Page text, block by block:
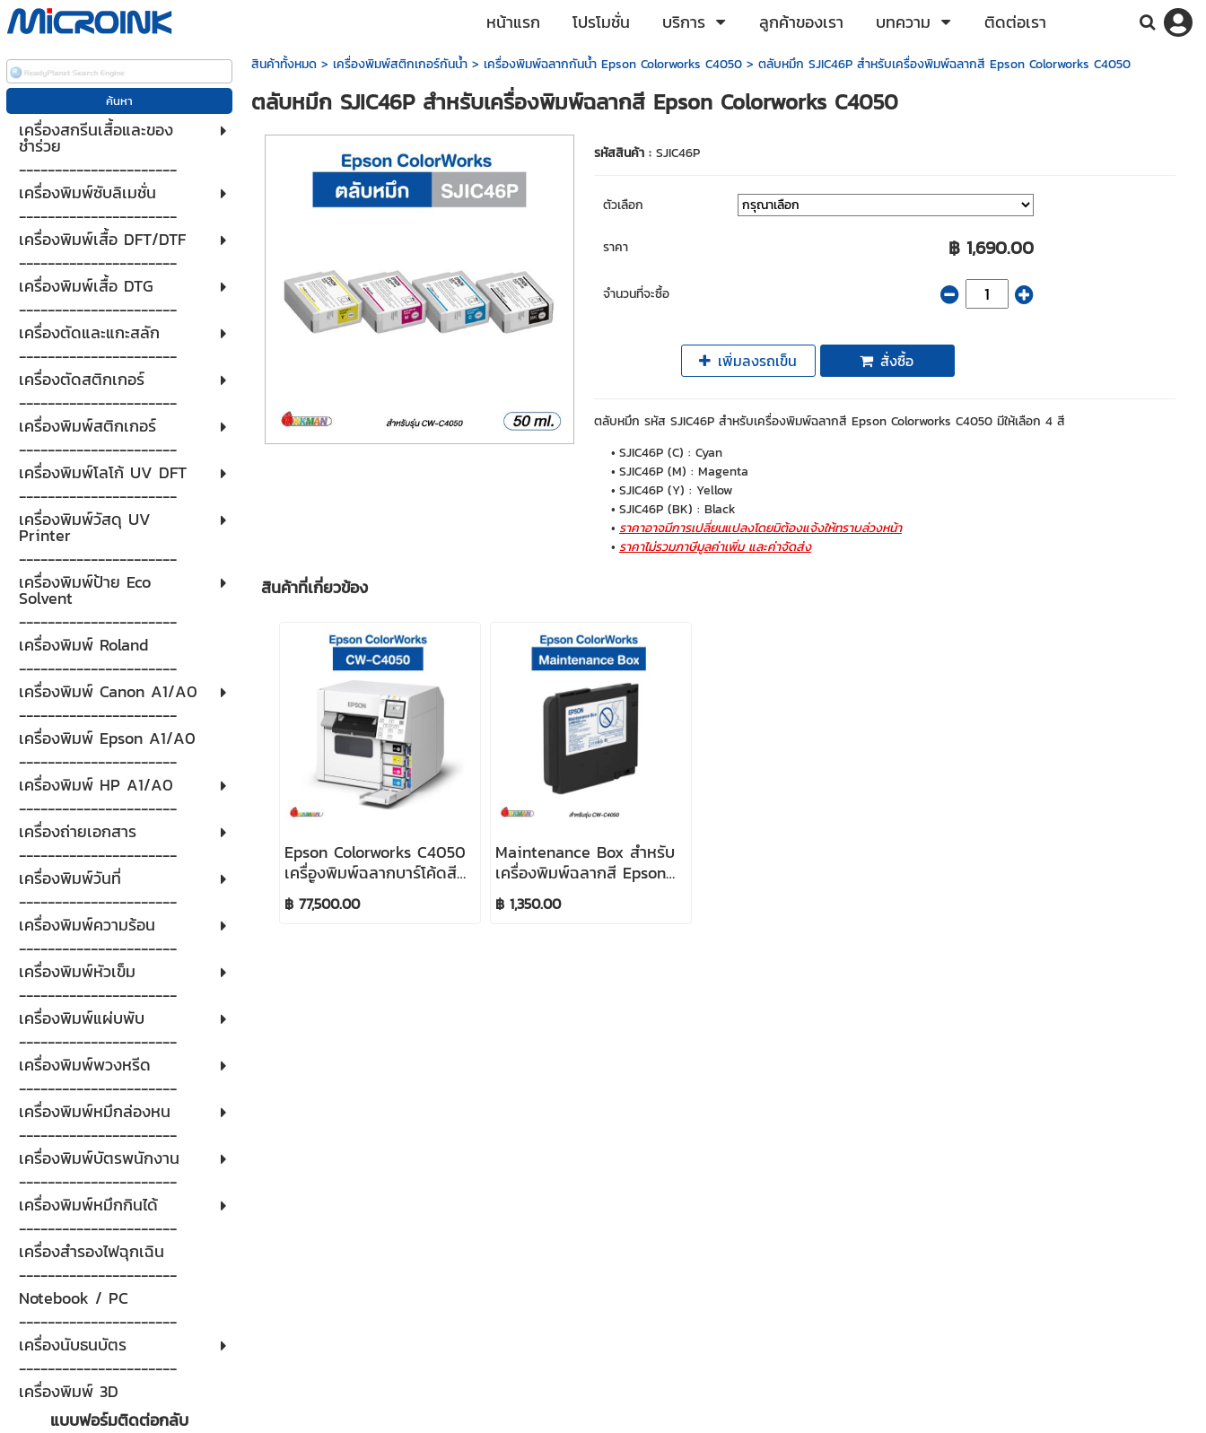
หน้าแรก โปรโมชั่น บริการ ลูกค้าของเรา บทความ ติดต่อเรา
เครื่องสกรีนเสื้อและของ
ชำร่วย
----------------------
เครื่องพิมพ์ซับลิเมชั่น
----------------------
เครื่องพิมพ์เสื้อ DFT/DTF
----------------------
เครื่องพิมพ์เสื้อ DTG
----------------------
เครื่องตัดและแกะสลัก
----------------------
เครื่องตัดสติกเกอร์
----------------------
เครื่องพิมพ์สติกเกอร์
----------------------
เครื่องพิมพ์โลโก้ UV DFT
----------------------
เครื่องพิมพ์วัสดุ UV
Printer
----------------------
เครื่องพิมพ์ป้าย Eco
Solvent
----------------------
เครื่องพิมพ์ Roland
----------------------
เครื่องพิมพ์ Canon A1/A0
----------------------
เครื่องพิมพ์ Epson A1/A0
----------------------
เครื่องพิมพ์ HP A1/A0
----------------------
เครื่องถ่ายเอกสาร
----------------------
เครื่องพิมพ์วันที่
----------------------
เครื่องพิมพ์ความร้อน
----------------------
เครื่องพิมพ์หัวเข็ม
----------------------
เครื่องพิมพ์แผ่บพับ
----------------------
เครื่องพิมพ์พวงหรีด
----------------------
เครื่องพิมพ์หมึกล่องหน
----------------------
เครื่องพิมพ์บัตรพนักงาน
----------------------
เครื่องพิมพ์หมึกกินได้
----------------------
เครื่องสำรองไฟฉุกเฉิน
----------------------
Notebook / PC
----------------------
เครื่องนับธนบัตร
----------------------
เครื่องพิมพ์ 3D
แบบฟอร์มติดต่อกลับ
สินค้าทั้งหมด> เครื่องพิมพ์สติกเกอร์กันน้ำ> เครื่องพิมพ์ฉลากกันน้ำ Epson Colorworks C4050> ตลับหมึก SJIC46P สำหรับเครื่องพิมพ์ฉลากสี Epson Colorworks C4050
ตลับหมึก SJIC46P สำหรับเครื่องพิมพ์ฉลากสี Epson Colorworks C4050
รหัสสินค้า : SJIC46P
ตัวเลือก
ราคา ฿ 1,690.00
จำนวนที่จะซื้อ
เพิ่มลงรถเข็น สั่งซื้อ
ตลับหมึก รหัส SJIC46P สำหรับเครื่องพิมพ์ฉลากสี Epson Colorworks C4050 มีให้เลือก 4 สี
SJIC46P (C) : Cyan
SJIC46P (M) : Magenta
SJIC46P (Y) : Yellow
SJIC46P (BK) : Black
ราคาอาจมีการเปลี่ยนแปลงโดยมิต้องแจ้งให้ทราบล่วงหน้า
ราคาไม่รวมภาษีมูลค่าเพิ่ม และค่าจัดส่ง
สินค้าที่เกี่ยวข้อง
Epson Colorworks C4050
เครื่องพิมพ์ฉลากบาร์โค้ดสี
กันน้ัำ 100%
฿ 77,500.00
Maintenance Box สำหรับ
เครื่องพิมพ์ฉลากสี Epson
Colorworks C4050
฿ 1,350.00